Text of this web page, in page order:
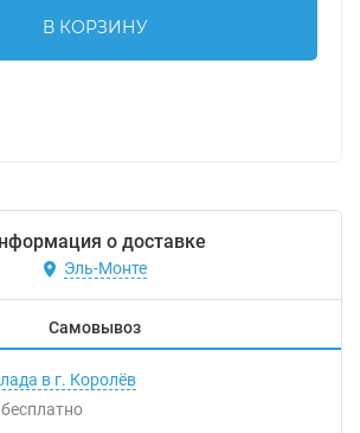
В КОРЗИНУ
о доставке
Эль-Монте
Самовывоз
в г. Королёв
Бесплатно